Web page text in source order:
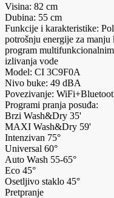
Visina: 82 cm
Dubina: 55 cm
Funkcije i karakteristike:
potrošnju energije za
program
izlivanja vode
Model: CI 3C9F0A
Nivo buke: 49 dBA
Povezivanje:
Programi pranja posuđa:
Brzi Wash&Dry 35'
MAXI Wash&Dry 59'
Intenzivan 75°
Universal 60°
Auto Wash 55-65°
Eco 45°
Osetljivo staklo 45°
Pretpranje